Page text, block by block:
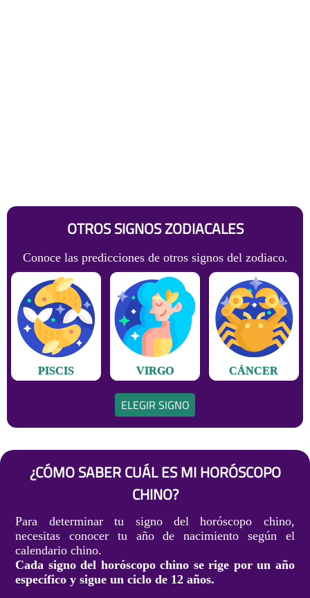
OTROS SIGNOS ZODIACALES
Conoce las predicciones de otros signos del zodiaco.
PISCIS VIRGO CÁNCER
ELEGIR SIGNO
¿CÓMO SABER CUÁL ES MI HORÓSCOPO
CHINO?
Para determinar tu signo del horóscopo chino,
necesitas conocer tu año de nacimiento según el
calendario chino.
Cada signo del horóscopo chino se rige por un año
específico y sigue un ciclo de 12 años.